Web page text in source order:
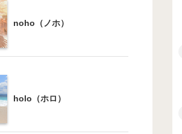
noho（ノホ）
holo（ホロ）